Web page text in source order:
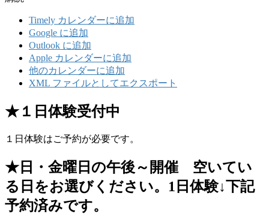
Timely カレンダーに追加
Google に追加
Outlook に追加
Apple カレンダーに追加
他のカレンダーに追加
XML ファイルとしてエクスポート
★１日体験受付中
１日体験はご予約が必要です。
★日・金曜日の午後～開催 空いてい
る日をお選びください。1日体験↓下記
予約済みです。